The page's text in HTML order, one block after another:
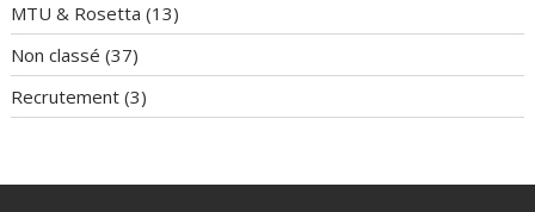
MTU & Rosetta (13)
Non classé (37)
Recrutement (3)